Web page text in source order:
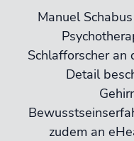
Manuel
Schlafforscher an
Detail
zudem an